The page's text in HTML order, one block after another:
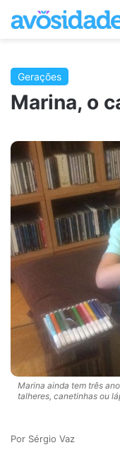
Gerações
Marina, o
Marina ainda tem três
talheres, canetinhas ou
Sérgio Vaz